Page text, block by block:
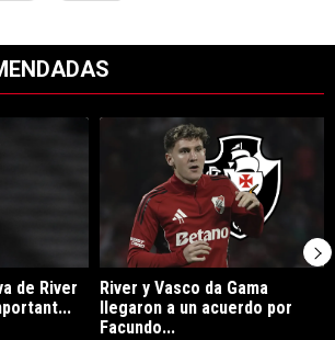
con el título "Kevin Castaño se va de
de River
Un artículo de tendencia con el
River y Vasco da Gama
llegaron a un acuerdo por
Facundo...